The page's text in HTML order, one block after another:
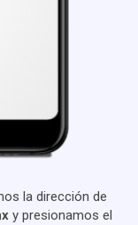
la dirección de
y presionamos el